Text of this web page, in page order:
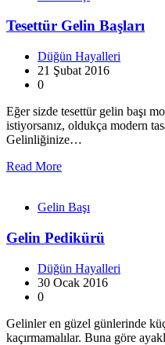
Tesettür Gelin Başları
Düğün Hayalleri
21 Şubat 2016
0
Eğer sizde tesettür gelin başı
istiyorsanız, oldukça modern
Gelinliğinize…
Read More
Gelin Başı
Gelin Pedikürü
Düğün Hayalleri
30 Ocak 2016
0
Gelinler en güzel günlerinde
kaçırmamalılar. Buna göre